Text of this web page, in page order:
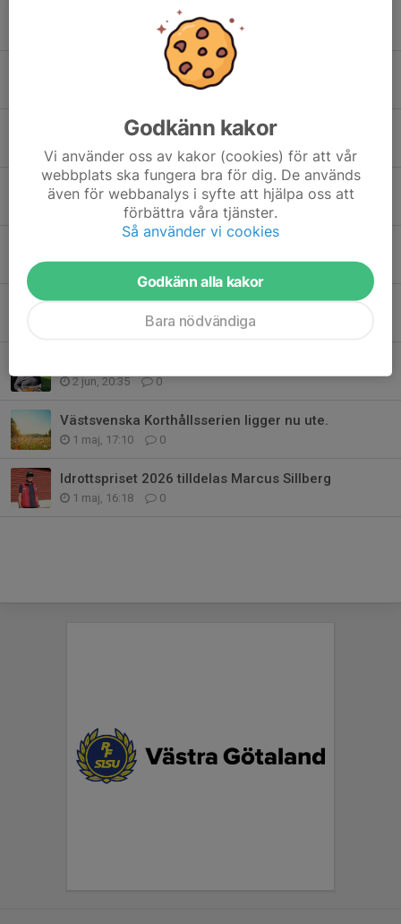
Korthållsserien är igång
0
Trevlig Midsommar!
Nationella SM har fått en arrangör
14 jun, 11:42
Dags att anmäla sig till flera tävlingar.
14 jun, 11:02 0
2 jun, 20:58 0
Mästare korade på DM liggande 300m
0
2 jun, 20:35 0
Västsvenska Korthållsserien ligger nu ute.
1 maj, 17:10 0
Idrottspriset 2026 tilldelas Marcus Sillberg
1 maj, 16:18 0
Godkänn kakor
Vi använder oss av kakor (cookies) för att vår
webbplats ska fungera bra för dig. De används
även för webbanalys i syfte att hjälpa oss att
förbättra våra tjänster.
Så använder vi cookies
Godkänn alla kakor
Bara nödvändiga